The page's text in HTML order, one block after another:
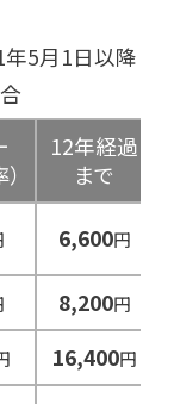
年5月1日以降
12年経過
まで
6,600円
8,200円
16,400円